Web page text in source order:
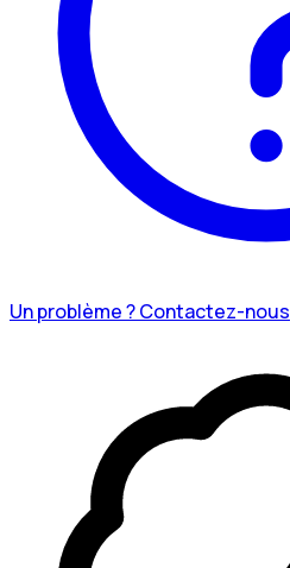
Un problème ? Contactez-nous